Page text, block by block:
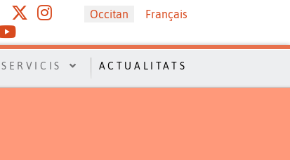
Sélectionnez votre langue
Occitan Français
SERVICIS ACTUALITATS